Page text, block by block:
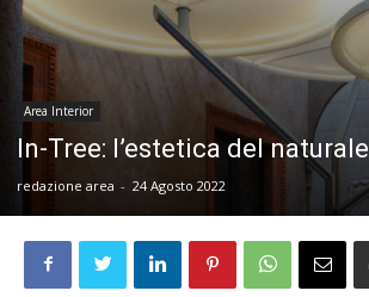
Area Interior
In-Tree: l’estetica del naturale
redazione area - 24 Agosto 2022